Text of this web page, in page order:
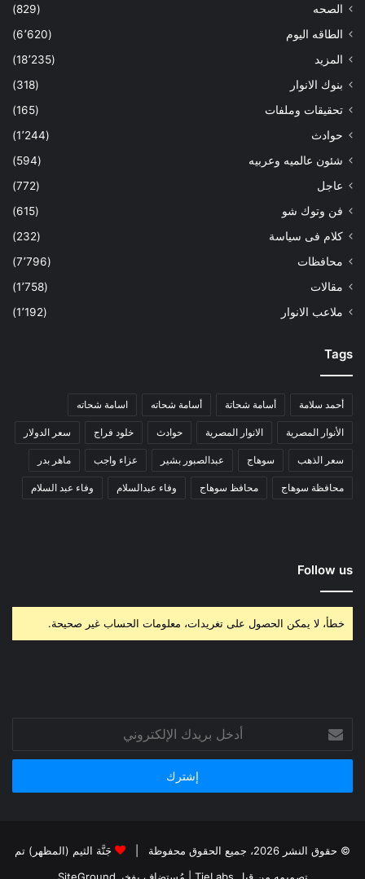
الصحه
(829)
الطاقه اليوم
(6٬620)
المزيد
(18٬235)
بنوك الانوار
(318)
تحقيقات وملفات
(165)
حوادث
(1٬244)
شئون عالميه وعربيه
(594)
عاجل
(772)
فن وتوك شو
(615)
كلام فى سياسة
(232)
محافظات
(7٬796)
مقالات
(1٬758)
ملاعب الانوار
(1٬192)
Tags
أحمد سلامة أسامة شحاتة أسامة شحاته اسامة شحاته
الأنوار المصرية الانوار المصرية حوادث خلود فراج سعر الدولار
سعر الذهب سوهاج عبدالصبور بشير عزاء واجب ماهر بدر
محافظة سوهاج محافظ سوهاج وفاء عبدالسلام وفاء عبد السلام
Follow us
خطأ، لا يمكن الحصول على تغريدات، معلومات الحساب غير صحيحة.
بريدك
الإلكتروني
© حقوق النشر 2026، جميع الحقوق محفوظة |
جَنَّة الثيم (المظهر) تم